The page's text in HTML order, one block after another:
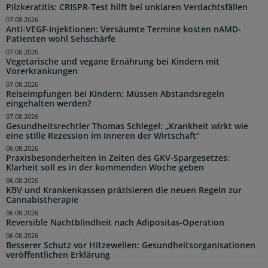
Pilzkeratitis: CRISPR-Test hilft bei unklaren Verdachtsfällen
Anti-VEGF-Injektionen: Versäumte Termine kosten nAMD-
Patienten wohl Sehschärfe
07.08.2026
Vegetarische und vegane Ernährung bei Kindern mit
Vorerkrankungen
07.08.2026
Reiseimpfungen bei Kindern: Müssen Abstandsregeln
eingehalten werden?
07.08.2026
Gesundheitsrechtler Thomas Schlegel: „Krankheit wirkt wie
eine stille Rezession im Inneren der Wirtschaft“
07.08.2026
Praxisbesonderheiten in Zeiten des GKV-Spargesetzes:
Klarheit soll es in der kommenden Woche geben
06.08.2026
KBV und Krankenkassen präzisieren die neuen Regeln zur
Cannabistherapie
06.08.2026
Reversible Nachtblindheit nach Adipositas-Operation
06.08.2026
Besserer Schutz vor Hitzewellen: Gesundheitsorganisationen
veröffentlichen Erklärung
06.08.2026